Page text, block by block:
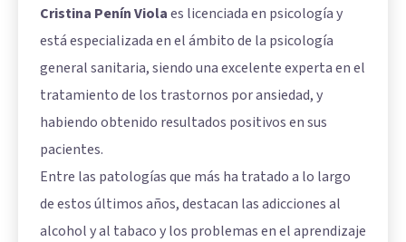
Cristina Penín Violaes licenciada en psicología y
está especializada en el ámbito de la psicología
general sanitaria, siendo una excelente experta en el
tratamiento de los trastornos por ansiedad, y
habiendo obtenido resultados positivos en sus
pacientes.
Entre las patologías que más ha tratado a lo largo
de estos últimos años, destacan las adicciones al
alcohol y al tabaco y los problemas en el aprendizaje